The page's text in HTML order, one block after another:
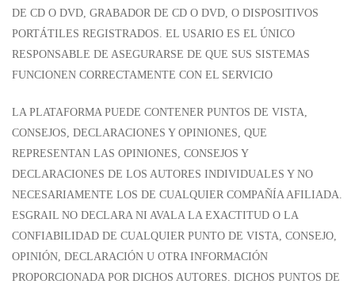
DE CD O DVD, GRABADOR DE CD O DVD, O DISPOSITIVOS
PORTÁTILES REGISTRADOS. EL USARIO ES EL ÚNICO
RESPONSABLE DE ASEGURARSE DE QUE SUS SISTEMAS
FUNCIONEN CORRECTAMENTE CON EL SERVICIO
LA PLATAFORMA PUEDE CONTENER PUNTOS DE VISTA,
CONSEJOS, DECLARACIONES Y OPINIONES, QUE
REPRESENTAN LAS OPINIONES, CONSEJOS Y
DECLARACIONES DE LOS AUTORES INDIVIDUALES Y NO
NECESARIAMENTE LOS DE CUALQUIER COMPAÑÍA AFILIADA.
ESGRAIL NO DECLARA NI AVALA LA EXACTITUD O LA
CONFIABILIDAD DE CUALQUIER PUNTO DE VISTA, CONSEJO,
OPINIÓN, DECLARACIÓN U OTRA INFORMACIÓN
PROPORCIONADA POR DICHOS AUTORES. DICHOS PUNTOS DE